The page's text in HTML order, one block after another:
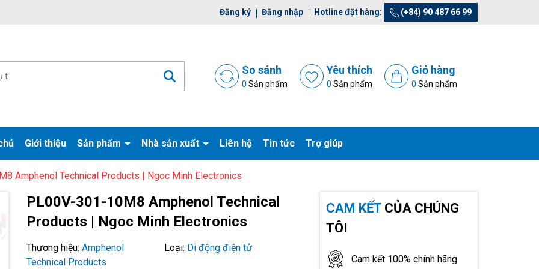
đợi bạn Đăng ký Đăng nhập Hotline đặt hàng: (+84) 90 487 66 99
So sánh
0 Sản phẩm
Yêu thích
0 Sản phẩm
Giỏ hàng
0 Sản phẩm
Giới thiệu Sản phẩm Nhà sản xuất Liên hệ Tin tức Trợ giúp
Amphenol Technical Products | Ngoc Minh Electronics
PL00V-301-10M8 Amphenol Technical
Products | Ngoc Minh Electronics
Thương hiệu: Amphenol
Technical Products
Loại: Di động điện tử
CAM KẾTCỦA CHÚNG
TÔI
Cam kết 100% chính hãng
Mã giảm giá:
Ngày hết hạn:
Điều kiện: